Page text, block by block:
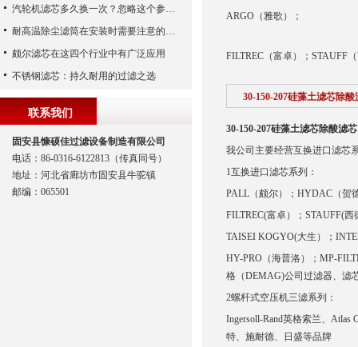
ARGO（雅歌）；
FILTREC（富卓）；STAUFF
30-150-207硅藻土滤芯除酸
30-150-207硅藻土滤芯除酸滤芯
我公司主要经营互换进口滤芯
1互换进口滤芯系列：
PALL（颇尔）；HYDAC（贺
FILTREC(富卓）；STAUFF(
TAISEI KOGYO(大生）；
HY-PRO（海普洛）；MP-
格（DEMAG)公司过滤器、滤
2螺杆式空压机三滤系列：
Ingersoll-Rand英格索兰、Atlas
特、施耐德、日盛等品牌
汽轮机滤芯多久换一次？忽略这个参数，机组非停损失可能上百万！
耐高温除尘滤筒在安装时需要注意的事项
颇尔滤芯在这四个行业中有广泛应用
不锈钢滤芯：持久耐用的过滤之选
联系我们
固安县慷硕佳过滤设备制造有限公司
电话：86-0316-6122813（传真同号）
地址：河北省廊坊市固安县牛驼镇
邮编：065501